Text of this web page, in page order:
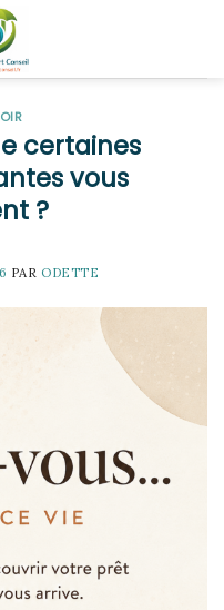
certaines
vous
?
PAR ODETTE